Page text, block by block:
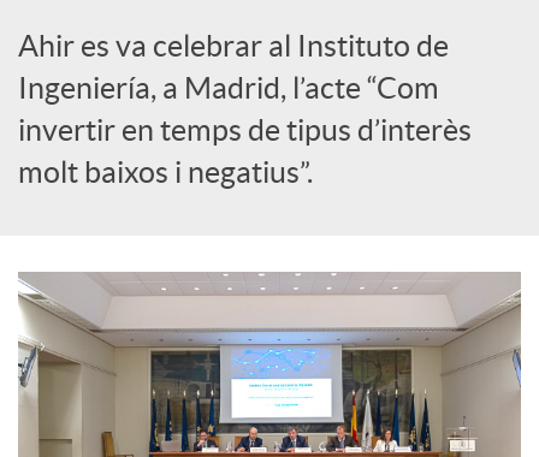
d
o
r
d
e
c
Ahir es va celebrar al Instituto de
Ingeniería, a Madrid, l’acte “Com
invertir en temps de tipus d’interès
molt baixos i negatius”.